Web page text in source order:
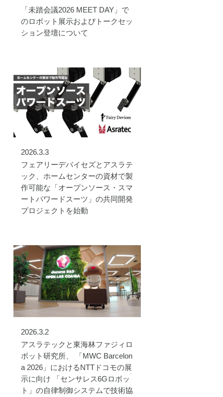
「未踏会議2026 MEET DAY」で
のロボット展示およびトークセッ
ション登壇について
2026.3.3
フェアリーデバイセズとアスラテ
ック、ホームセンターの資材で製
作可能な「オープンソース・スマ
ートパワードスーツ」の共同開発
プロジェクトを始動
2026.3.2
アスラテックと東海林ファジィロ
ボット研究所、 「MWC Barcelon
a 2026」におけるNTTドコモの展
示に向け 「センサレス6Gロボッ
ト」の自律制御システムで技術協